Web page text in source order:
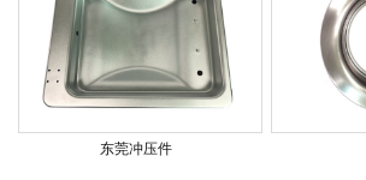
东莞冲压件